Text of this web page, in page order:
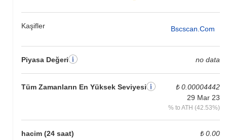
Kaşifler Bscscan.com
Piyasa Değeri no data
Tüm Zamanların En Yüksek Seviyesi
₺ 0.00004442
29 Mar 23
% to ATH (42.53%)
hacim (24 saat) ₺ 0.00